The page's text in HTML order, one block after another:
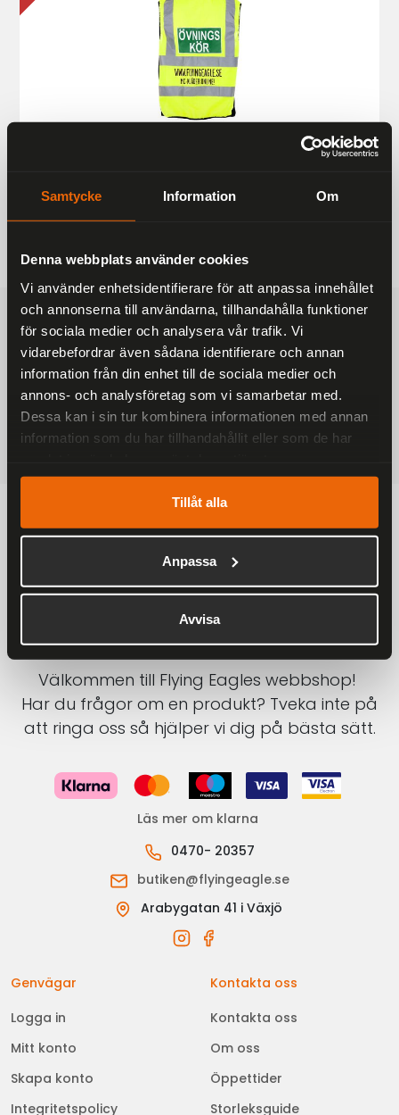
Samtycke Information Om
Denna webbplats använder cookies
Vi använder enhetsidentifierare för att anpassa innehållet
och annonserna till användarna, tillhandahålla funktioner
för sociala medier och analysera vår trafik. Vi
vidarebefordrar även sådana identifierare och annan
information från din enhet till de sociala medier och
annons- och analysföretag som vi samarbetar med.
Dessa kan i sin tur kombinera informationen med annan
information som du har tillhandahållit eller som de har
Tillåt alla
Anpassa
Avvisa
187 kr
249 kr
FRAKTFRITT
På alla ordrar över 2000 kr
1-3 DAGAR LEVERANS
Inom Sverige med DHL
SÄKRA BETALNINGAR
Betalkort, Klarna eller Swish
Välkommen till Flying Eagles webbshop!
Har du frågor om en produkt? Tveka inte på
att ringa oss så hjälper vi dig på bästa sätt.
Läs mer om klarna
0470- 20357
butiken@flyingeagle.se
Arabygatan 41 i Växjö
Genvägar
Logga in
Mitt konto
Skapa konto
Integritetspolicy
Kontakta oss
Kontakta oss
Om oss
Öppettider
Storleksguide